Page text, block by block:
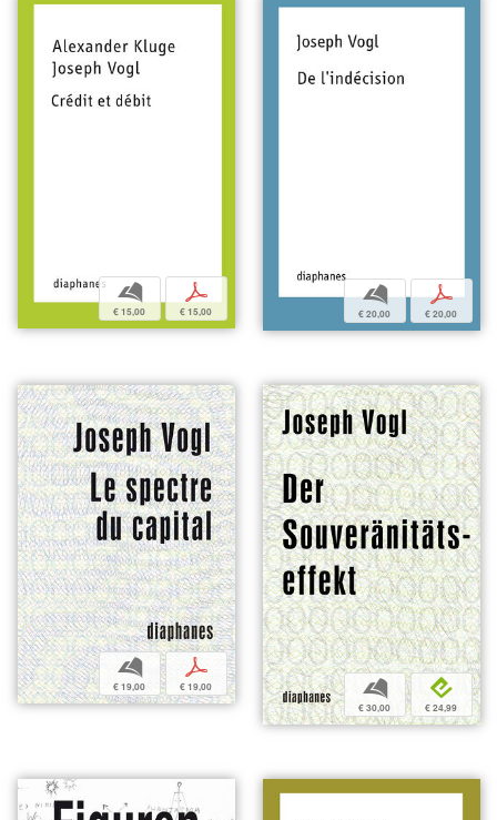
b
€ 15,00
p
€ 15,00
b
€ 20,00
p
€ 20,00
b
€ 19,00
p
€ 19,00 b
€ 30,00
e
€ 24,99